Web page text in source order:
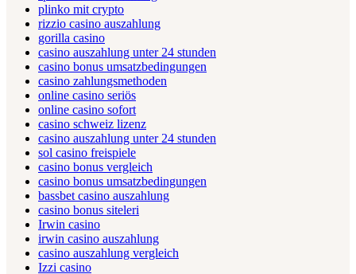
plinko mit crypto
rizzio casino auszahlung
gorilla casino
casino auszahlung unter 24 stunden
casino bonus umsatzbedingungen
casino zahlungsmethoden
online casino seriös
online casino sofort
casino schweiz lizenz
casino auszahlung unter 24 stunden
sol casino freispiele
casino bonus vergleich
casino bonus umsatzbedingungen
bassbet casino auszahlung
casino bonus siteleri
Irwin casino
irwin casino auszahlung
casino auszahlung vergleich
Izzi casino